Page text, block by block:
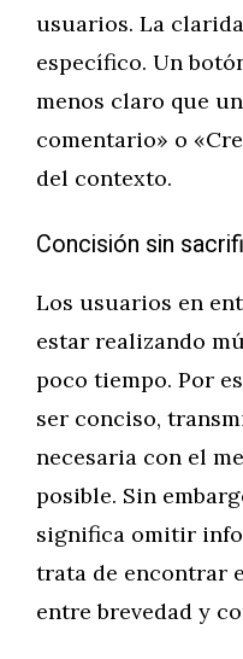
usuarios. La
específico. Un
menos claro que
comentario» o
del contexto.
Concisión sin
Los usuarios en
estar realizando
poco tiempo. Por
ser conciso,
necesaria con el
posible. Sin
significa omitir
trata de encontrar
entre brevedad y